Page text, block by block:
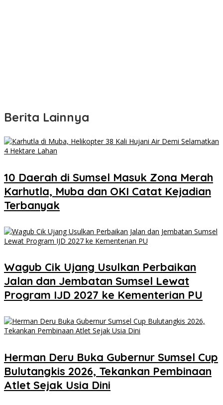
Berita Lainnya
10 Daerah di Sumsel Masuk Zona Merah
Karhutla, Muba dan OKI Catat Kejadian
Terbanyak
Wagub Cik Ujang Usulkan Perbaikan
Jalan dan Jembatan Sumsel Lewat
Program IJD 2027 ke Kementerian PU
Herman Deru Buka Gubernur Sumsel Cup
Bulutangkis 2026, Tekankan Pembinaan
Atlet Sejak Usia Dini